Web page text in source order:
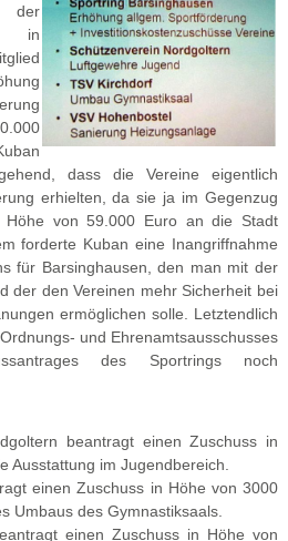
der
in
dass die Vereine eigentlich
erhielten, da sie ja im Gegenzug
Höhe von 59.000 Euro an die Stadt
forderte Kuban eine Inangriffnahme
für Barsinghausen, den man mit der
der den Vereinen mehr Sicherheit bei
ermöglichen solle. Letztendlich
und Ehrenamtsausschusses
des Sportrings noch
beantragt einen Zuschuss in
Ausstattung im Jugendbereich.
einen Zuschuss in Höhe von 3000
Umbaus des Gymnastiksaals.
einen Zuschuss in Höhe von